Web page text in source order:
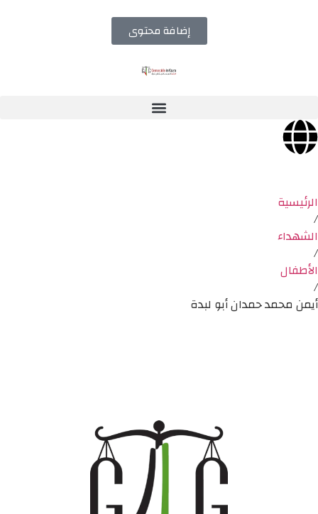
إضافة محتوى
الرئيسية
/
الشهداء
/
الأطفال
/
أيمن محمد حمدان أبو لبدة